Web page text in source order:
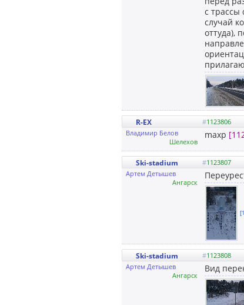
с трассы
случай
оттуда),
R-EX #1123806
Владимир Белов
Шелехов
maxp
Ski-stadium #1123807
Артем Детышев
Ангарск
Ski-stadium #1123808
Артем Детышев
Ангарск
Вид